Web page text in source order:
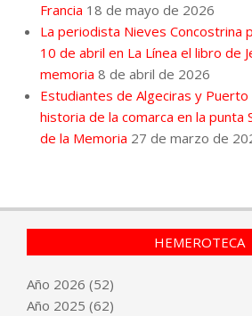
Francia 18 de mayo de 2026
La periodista Nieves Concostrina
10 de abril en La Línea el libro de
memoria 8 de abril de 2026
Estudiantes de Algeciras y Puerto
historia de la comarca en la punta
de la Memoria 27 de marzo de
HEMEROTECA
Año 2026 (52)
Año 2025 (62)